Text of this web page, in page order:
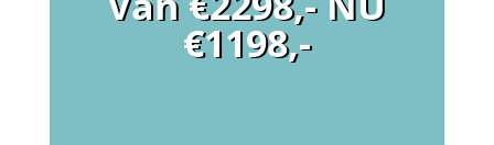
€1198,-